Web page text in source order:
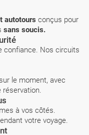
autotours conçus pour
sans soucis.
confiance. Nos circuits
le moment, avec
réservation.
à vos côtés.
votre voyage.